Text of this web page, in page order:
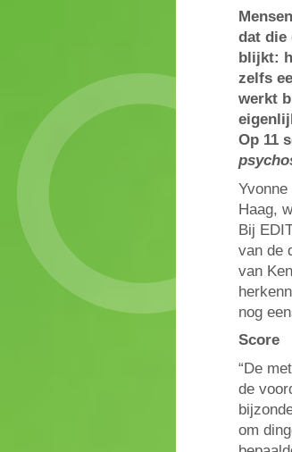
dat die
blijkt:
zelfs
werkt
Op 11
Haag,
Bij
van de
van
nog
Score
“De
de
om